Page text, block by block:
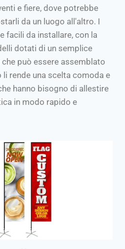
e fiere, dove potrebbe
da un luogo all'altro. I
facili da installare, con la
dotati di un semplice
può essere assemblato
rende una scelta comoda e
hanno bisogno di allestire
in modo rapido e